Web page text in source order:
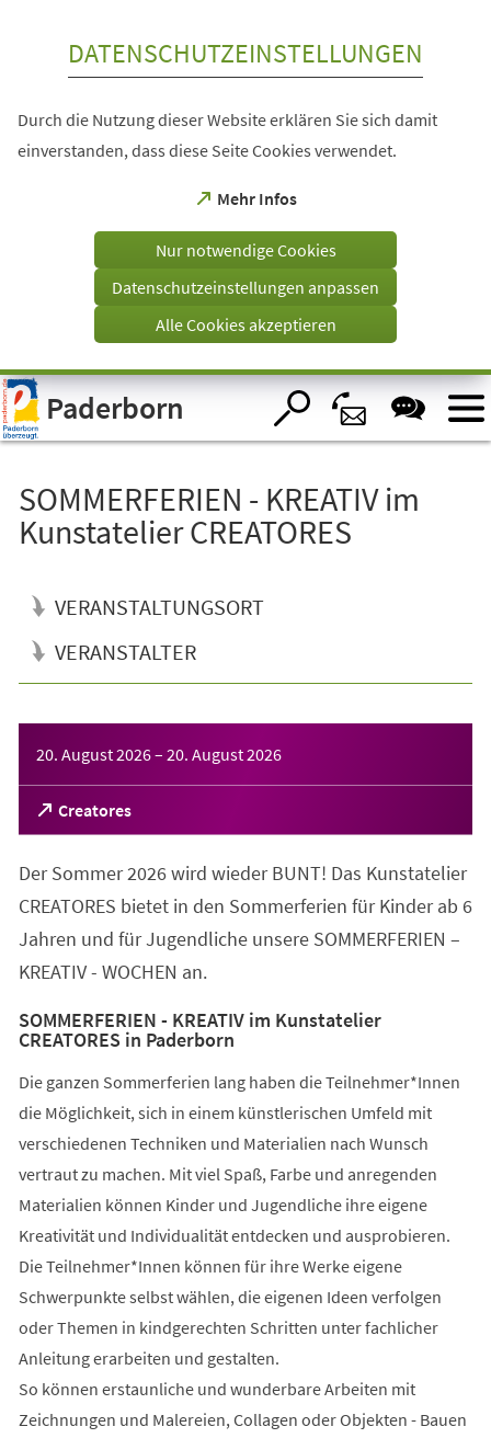
Visuelle
Assistenzsoftware
öffnen.
DATENSCHUTZEINSTELLUNGEN
Durch die Nutzung dieser Website erklären Sie sich damit
einverstanden, dass diese Seite Cookies verwendet.
Mehr Infos
(Öffnet
einem
Tab)
Nur notwendige Cookies
Datenschutzeinstellungen anpassen
Alle Cookies akzeptieren
Paderborn
SOMMERFERIEN - KREATIV im
Kunstatelier CREATORES
VERANSTALTUNGSORT
VERANSTALTER
20. August 2026– 20. August 2026
Creatores
(Öffnet
in
neuen
Tab)
Der Sommer 2026 wird wieder BUNT! Das Kunstatelier
CREATORES bietet in den Sommerferien für Kinder ab 6
Jahren und für Jugendliche unsere SOMMERFERIEN –
KREATIV - WOCHEN an.
SOMMERFERIEN - KREATIV im Kunstatelier
CREATORES in Paderborn
Die ganzen Sommerferien lang haben die Teilnehmer*Innen
die Möglichkeit, sich in einem künstlerischen Umfeld mit
verschiedenen Techniken und Materialien nach Wunsch
vertraut zu machen. Mit viel Spaß, Farbe und anregenden
Materialien können Kinder und Jugendliche ihre eigene
Kreativität und Individualität entdecken und ausprobieren.
Die Teilnehmer*Innen können für ihre Werke eigene
Schwerpunkte selbst wählen, die eigenen Ideen verfolgen
oder Themen in kindgerechten Schritten unter fachlicher
Anleitung erarbeiten und gestalten.
So können erstaunliche und wunderbare Arbeiten mit
Zeichnungen und Malereien, Collagen oder Objekten - Bauen